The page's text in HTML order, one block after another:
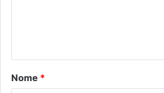
á
r
Nome *